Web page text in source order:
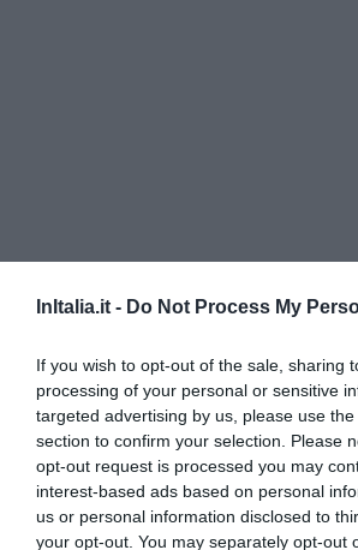
InItalia.it - Do Not Process My
If you wish to opt-out of the sale, sharing
processing of your personal or sensitive
targeted advertising by us, please use
section to confirm your selection. Please
opt-out request is processed you may
interest-based ads based on personal
us or personal information disclosed to
your opt-out. You may separately opt-out
Recina Hotel
5.78 km
Favoloso 8.5
Hotel Villa Quiete